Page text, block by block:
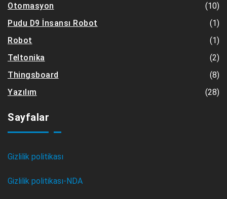
Otomasyon
(10)
Pudu D9 İnsansı Robot
(1)
Robot
(1)
Teltonika
(2)
Thingsboard
(8)
Yazılım
(28)
Sayfalar
Gizlilik politikası
Gizlilik politikası-NDA